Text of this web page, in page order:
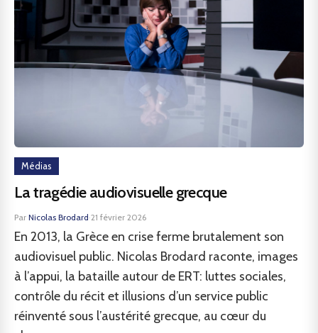
Médias
La tragédie audiovisuelle grecque
Par Nicolas Brodard·21 février 2026
En 2013, la Grèce en crise ferme brutalement son
audiovisuel public. Nicolas Brodard raconte, images
à l’appui, la bataille autour de ERT: luttes sociales,
contrôle du récit et illusions d’un service public
réinventé sous l’austérité grecque, au cœur du